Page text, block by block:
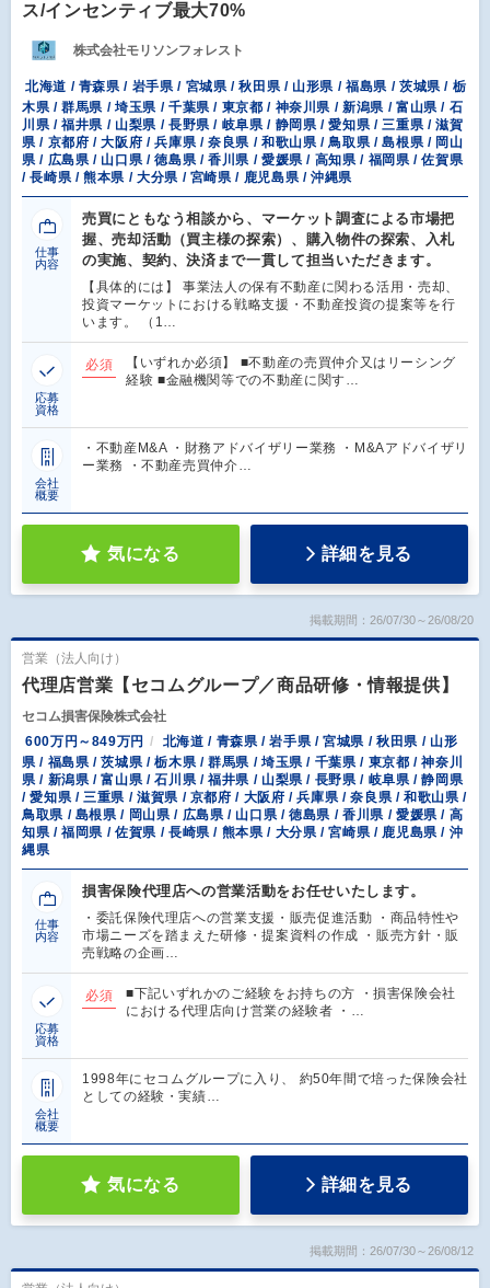
ス/インセンティブ最大70%
株式会社モリソンフォレスト
北海道 / 青森県 / 岩手県 / 宮城県 / 秋田県 / 山形県 / 福島県 / 茨城県 / 栃
木県 / 群馬県 / 埼玉県 / 千葉県 / 東京都 / 神奈川県 / 新潟県 / 富山県 / 石
川県 / 福井県 / 山梨県 / 長野県 / 岐阜県 / 静岡県 / 愛知県 / 三重県 / 滋賀
県 / 京都府 / 大阪府 / 兵庫県 / 奈良県 / 和歌山県 / 鳥取県 / 島根県 / 岡山
県 / 広島県 / 山口県 / 徳島県 / 香川県 / 愛媛県 / 高知県 / 福岡県 / 佐賀県
/ 長崎県 / 熊本県 / 大分県 / 宮崎県 / 鹿児島県 / 沖縄県
仕事
内容
売買にともなう相談から、マーケット調査による市場把
握、売却活動（買主様の探索）、購入物件の探索、入札
の実施、契約、決済まで一貫して担当いただきます。
【具体的には】 事業法人の保有不動産に関わる活用・売却、
投資マーケットにおける戦略支援・不動産投資の提案等を行
います。 （1…
応募
資格
必須
【いずれか必須】 ■不動産の売買仲介又はリーシング
経験 ■金融機関等での不動産に関す…
会社
概要
・不動産M&A ・財務アドバイザリー業務 ・M&Aアドバイザリ
ー業務 ・不動産売買仲介…
気になる 詳細を見る
掲載期間：26/07/30～26/08/20
営業（法人向け）
代理店営業【セコムグループ／商品研修・情報提供】
セコム損害保険株式会社
600万円～849万円
北海道 / 青森県 / 岩手県 / 宮城県 / 秋田県 / 山形
県 / 福島県 / 茨城県 / 栃木県 / 群馬県 / 埼玉県 / 千葉県 / 東京都 / 神奈川
県 / 新潟県 / 富山県 / 石川県 / 福井県 / 山梨県 / 長野県 / 岐阜県 / 静岡県
/ 愛知県 / 三重県 / 滋賀県 / 京都府 / 大阪府 / 兵庫県 / 奈良県 / 和歌山県 /
鳥取県 / 島根県 / 岡山県 / 広島県 / 山口県 / 徳島県 / 香川県 / 愛媛県 / 高
知県 / 福岡県 / 佐賀県 / 長崎県 / 熊本県 / 大分県 / 宮崎県 / 鹿児島県 / 沖
縄県
仕事
内容
損害保険代理店への営業活動をお任せいたします。
・委託保険代理店への営業支援・販売促進活動 ・商品特性や
市場ニーズを踏まえた研修・提案資料の作成 ・販売方針・販
売戦略の企画…
応募
資格
必須
■下記いずれかのご経験をお持ちの方 ・損害保険会社
における代理店向け営業の経験者 ・…
会社
概要
1998年にセコムグループに入り、 約50年間で培った保険会社
としての経験・実績…
気になる 詳細を見る
掲載期間：26/07/30～26/08/12